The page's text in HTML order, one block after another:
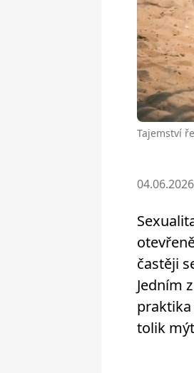
Tajemství
04.06.2026
častěji
Jedním
tolik